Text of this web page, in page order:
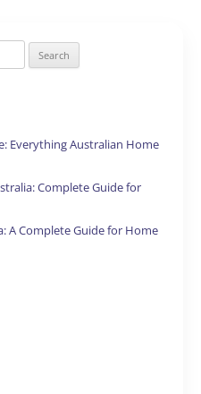
Everything Australian Home
Complete Guide for
A Complete Guide for Home